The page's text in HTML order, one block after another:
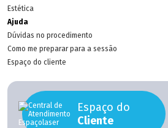
Estética
Ajuda
Dúvidas no procedimento
Como me preparar para a sessão
Espaço do cliente
Espaço do
Cliente